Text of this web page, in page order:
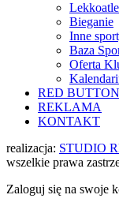
Bieganie
Inne
Baza
Oferta
RED BUTTON
REKLAMA
KONTAKT
realizacja: STUDIO
wszelkie prawa
Zaloguj się na swoje